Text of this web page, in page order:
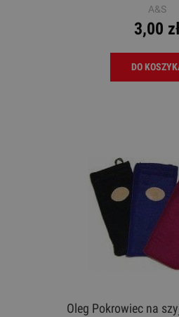
A&S
3,00
DO
Oleg Pokrowiec na